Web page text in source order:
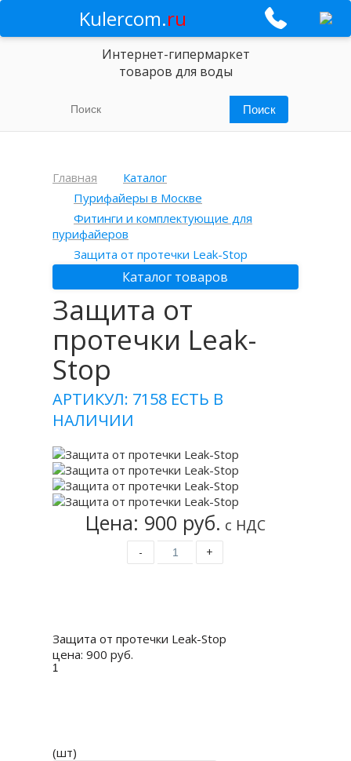
Kulercom.ru
Интернет-гипермаркет
товаров для воды
Главная
Каталог
Пурифайеры в Москве
Фитинги и комплектующие для
пурифайеров
Защита от протечки Leak-Stop
Каталог товаров
Защита от
протечки Leak-
Stop
АРТИКУЛ: 7158 ЕСТЬ В
НАЛИЧИИ
Цена: 900 руб. с НДС
- +
Защита от протечки Leak-Stop
цена:900 руб.
(шт)